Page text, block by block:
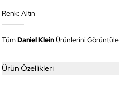
Renk: Altın
TümDaniel KleinÜrünlerini Görüntüle
Ürün Özellikleri